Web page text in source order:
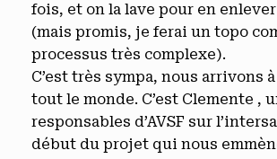
fois, et on la lave pour en
(mais promis, je ferai un topo
processus très complexe).
C’est très sympa, nous arrivons
tout le monde. C’est Clemente ,
responsables d’AVSF sur
début du projet qui nous